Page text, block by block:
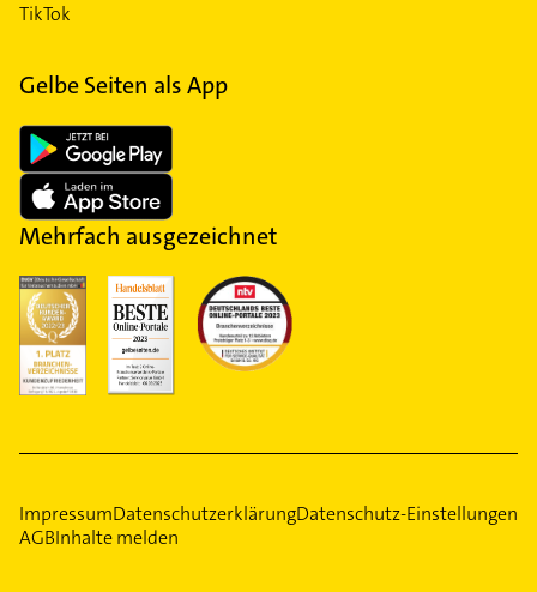
TikTok
Gelbe Seiten als App
Mehrfach ausgezeichnet
ImpressumDatenschutzerklärungDatenschutz-Einstellungen
AGBInhalte melden